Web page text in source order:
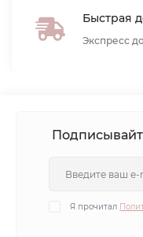
Быстрая
Экспресс
Я прочитал